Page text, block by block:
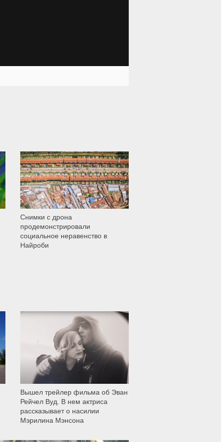
Снимки с дрона
продемонстрировали
социальное неравенство в
Найроби
2 317
Вышел трейлер фильма об Эван
Рейчел Вуд. В нем актриса
рассказывает о насилии
Мэрилина Мэнсона